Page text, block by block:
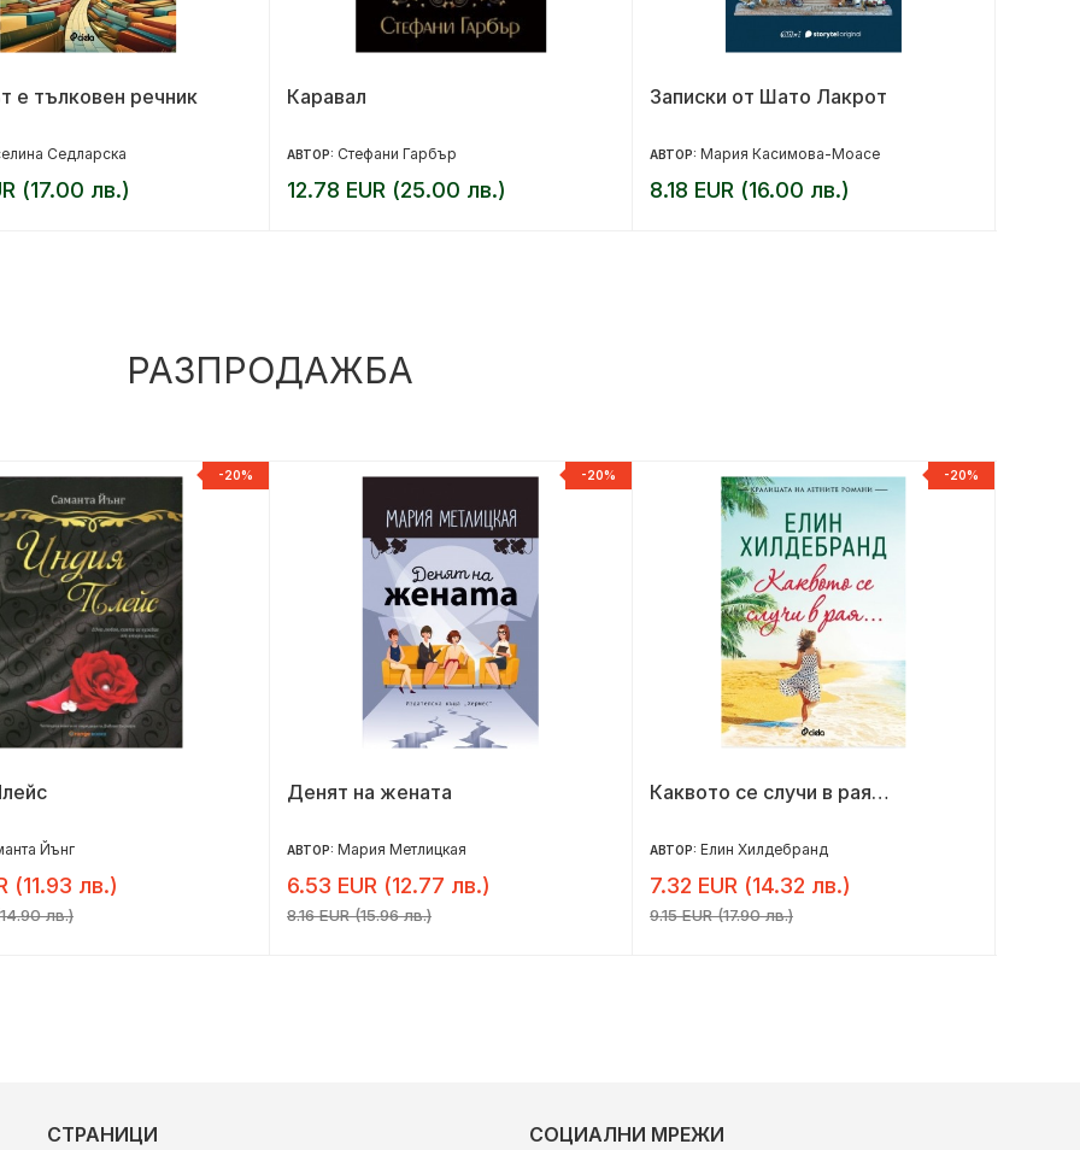
е тълковен речник
Седларска
(17.00 лв.)
Каравал
АВТОР: Стефани Гарбър
12.78 EUR (25.00 лв.)
Записки от Шато Лакрот
АВТОР: Мария Касимова-Моасе
8.18 EUR (16.00 лв.)
РАЗПРОДАЖБА
-20%
Йънг
(11.93 лв.)
лв.)
-20%
Денят на жената
АВТОР: Мария Метлицкая
6.53 EUR (12.77 лв.)
8.16 EUR (15.96 лв.)
-20%
Каквото се случи в рая…
АВТОР: Елин Хилдебранд
7.32 EUR (14.32 лв.)
9.15 EUR (17.90 лв.)
СТРАНИЦИ СОЦИАЛНИ МРЕЖИ